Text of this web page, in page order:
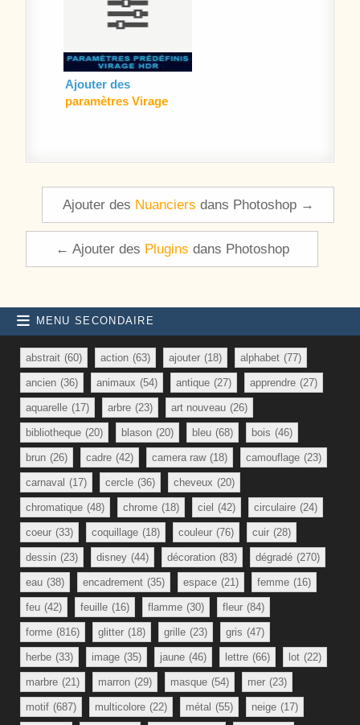
Ajouter des
paramètres Virage
Navigation de l’article
Ajouter des Nuanciers dans Photoshop →
← Ajouter des Plugins dans Photoshop
MENU SECONDAIRE
abstrait (60) action (63) ajouter (18) alphabet (77)
ancien (36) animaux (54) antique (27) apprendre (27)
aquarelle (17) arbre (23) art nouveau (26)
bibliotheque (20) blason (20) bleu (68) bois (46)
brun (26) cadre (42) camera raw (18) camouflage (23)
carnaval (17) cercle (36) cheveux (20)
chromatique (48) chrome (18) ciel (42) circulaire (24)
coeur (33) coquillage (18) couleur (76) cuir (28)
dessin (23) disney (44) décoration (83) dégradé (270)
eau (38) encadrement (35) espace (21) femme (16)
feu (42) feuille (16) flamme (30) fleur (84)
forme (816) glitter (18) grille (23) gris (47)
herbe (33) image (35) jaune (46) lettre (66) lot (22)
marbre (21) marron (29) masque (54) mer (23)
motif (687) multicolore (22) métal (55) neige (17)